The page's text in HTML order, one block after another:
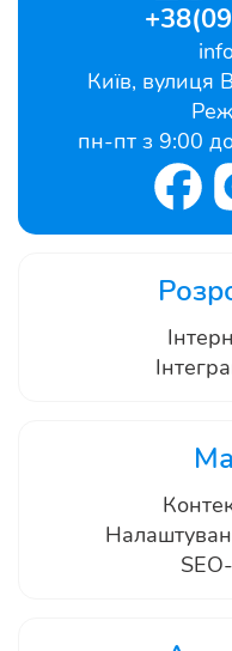
Київ, вулиця
пн-пт з 9:00